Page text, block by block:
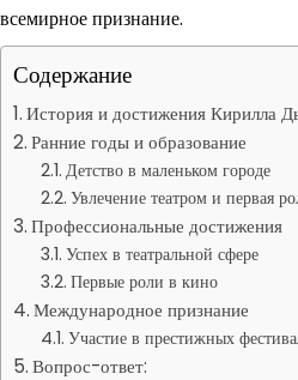
всемирное признание.
Содержание
История и достижения Кирилла
Ранние годы и образование
Детство в маленьком городе
Увлечение театром и первая
Профессиональные достижения
Успех в театральной сфере
Первые роли в кино
Международное признание
Участие в престижных
Вопрос-ответ: